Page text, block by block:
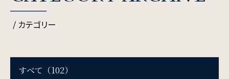
レンタカー付き
/ カテゴリー
すべて（102）